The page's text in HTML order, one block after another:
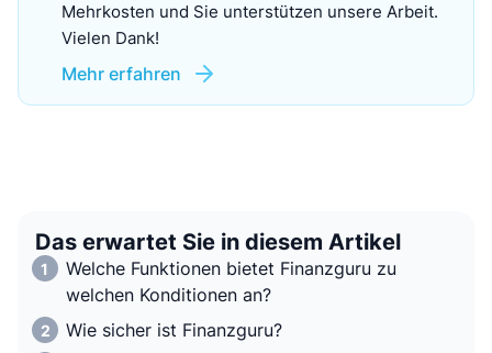
Mehrkosten und Sie unterstützen unsere Arbeit.
Vielen Dank!
Mehr erfahren
Das erwartet Sie in diesem Artikel
Welche Funktionen bietet Finanzguru zu
welchen Konditionen an?
Wie sicher ist Finanzguru?